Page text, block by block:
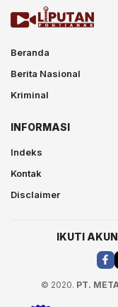
Beranda
Berita Nasional
Kriminal
INFORMASI
Indeks
Kontak
Disclaimer
IKUTI
© 2020. PT.